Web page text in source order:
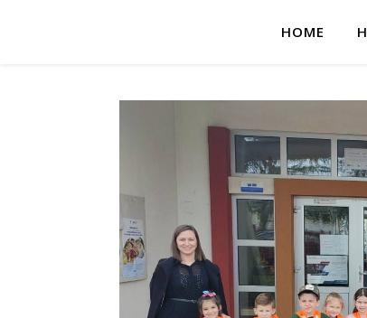
HOME